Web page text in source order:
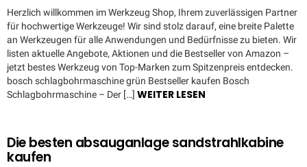
Herzlich willkommen im Werkzeug Shop, Ihrem zuverlässigen Partner
für hochwertige Werkzeuge! Wir sind stolz darauf, eine breite Palette
an Werkzeugen für alle Anwendungen und Bedürfnisse zu bieten. Wir
listen aktuelle Angebote, Aktionen und die Bestseller von Amazon –
jetzt bestes Werkzeug von Top-Marken zum Spitzenpreis entdecken.
bosch schlagbohrmaschine grün Bestseller kaufen Bosch
Schlagbohrmaschine – Der […] WEITER LESEN
Die besten absauganlage sandstrahlkabine
kaufen